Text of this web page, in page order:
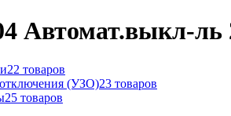
Автомат.выкл-
22 товаров
отключения (УЗО)23 товаров
25 товаров